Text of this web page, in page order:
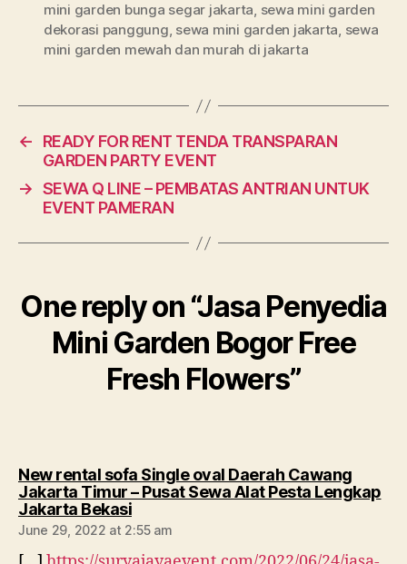
mini garden bunga segar jakarta, sewa mini garden
dekorasi panggung, sewa mini garden jakarta, sewa
mini garden mewah dan murah di jakarta
←
READY FOR RENT TENDA TRANSPARAN
GARDEN PARTY EVENT
→ SEWA Q LINE – PEMBATAS ANTRIAN UNTUK
EVENT PAMERAN
One reply on “Jasa Penyedia
Mini Garden Bogor Free
Fresh Flowers”
New rental sofa Single oval Daerah Cawang
Jakarta Timur – Pusat Sewa Alat Pesta Lengkap
Jakarta Bekasisays:
June 29, 2022 at 2:55 am